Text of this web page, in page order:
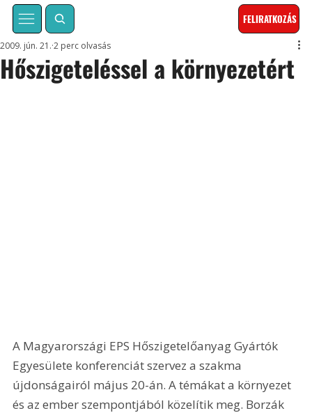
FELIRATKOZÁS
Hőszigeteléssel a környezetért
2009. jún. 21. 2 perc olvasás
A Magyarországi EPS Hőszigetelőanyag Gyártók
Egyesülete konferenciát szervez a szakma
újdonságairól május 20-án. A témákat a környezet
és az ember szempontjából közelítik meg. Borzák